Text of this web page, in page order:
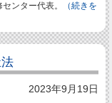
ンター代表。
（続きを
2023年9月19日